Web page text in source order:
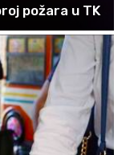
požara u TK